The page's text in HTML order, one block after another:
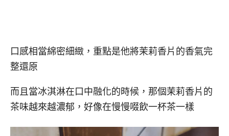
口感相當綿密細緻，重點是他將茉莉香片的香氣完
整還原
而且當冰淇淋在口中融化的時候，那個茉莉香片的
茶味越來越濃郁，好像在慢慢啜飲一杯茶一樣